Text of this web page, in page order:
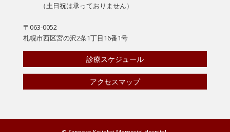
（土日祝は承っておりません）
〒063-0052
札幌市西区宮の沢2条1丁目16番1号
診療スケジュール
アクセスマップ